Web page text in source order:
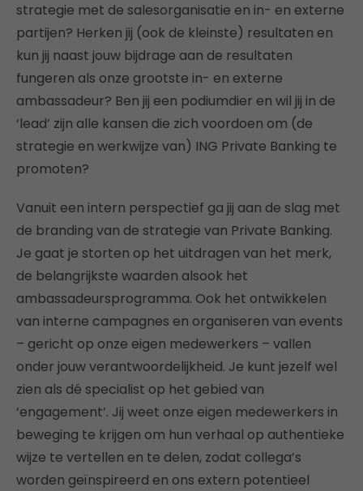
strategie met de salesorganisatie en in- en externe
partijen? Herken jij (ook de kleinste) resultaten en
kun jij naast jouw bijdrage aan de resultaten
fungeren als onze grootste in- en externe
ambassadeur? Ben jij een podiumdier en wil jij in de
‘lead’ zijn alle kansen die zich voordoen om (de
strategie en werkwijze van) ING Private Banking te
promoten?
Vanuit een intern perspectief ga jij aan de slag met
de branding van de strategie van Private Banking.
Je gaat je storten op het uitdragen van het merk,
de belangrijkste waarden alsook het
ambassadeursprogramma. Ook het ontwikkelen
van interne campagnes en organiseren van events
– gericht op onze eigen medewerkers – vallen
onder jouw verantwoordelijkheid. Je kunt jezelf wel
zien als dé specialist op het gebied van
‘engagement’. Jij weet onze eigen medewerkers in
beweging te krijgen om hun verhaal op authentieke
wijze te vertellen en te delen, zodat collega’s
worden geïnspireerd en ons extern potentieel